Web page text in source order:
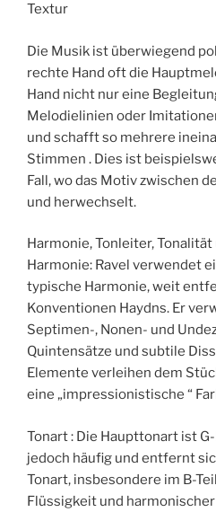
Textur
Die Musik ist überwiegend
rechte Hand oft die
Hand nicht nur eine
Melodielinien oder
und schafft so mehrere
Stimmen . Dies ist
Fall, wo das Motiv zwischen
und herwechselt.
Harmonie, Tonleiter,
Harmonie: Ravel verwendet
typische Harmonie, weit
Konventionen Haydns. Er
Septimen-, Nonen- und
Quintensätze und subtile
Elemente verleihen dem
eine „impressionistische “
Tonart : Die Haupttonart ist
jedoch häufig und entfernt
Tonart, insbesondere im B-
Flüssigkeit und